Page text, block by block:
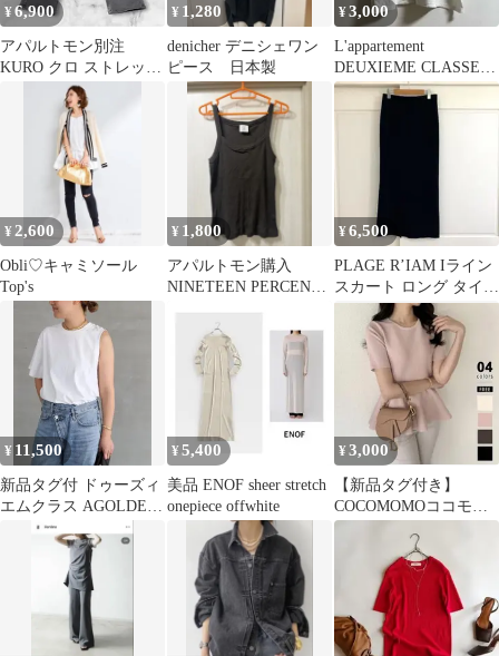
¥6,900
アパルトモン別注
KURO クロ ストレッチ
カラーデニム グレーブ
ラウン 25
¥ 1,280
denicher デニシェワン
ピース 日本製
¥3,000
L'appartement
DEUXIEME CLASSE
半袖Tシャツ
¥ 2,600
Obli♡キャミソール
Top's
¥ 1,800
アパルトモン購入
NINETEEN PERCENT
¥6,500
PLAGE R’IAM Iライン
スカート ロング タイト
ブラック 38 美品
¥ 11,500
新品タグ付 ドゥーズィ
エムクラス AGOLDE
アシンメトリーTシャ
¥5,400
美品 ENOF sheer stretch
onepiece offwhite
¥3,000
【新品タグ付き】
COCOMOMOココモ
モ ピンク半袖ペプラ
ムトップス フリル